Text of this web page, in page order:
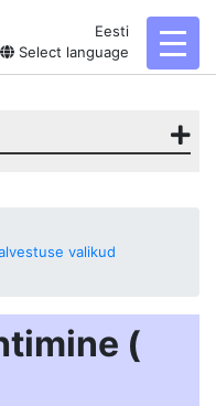
Eesti
Select language
valikud
(